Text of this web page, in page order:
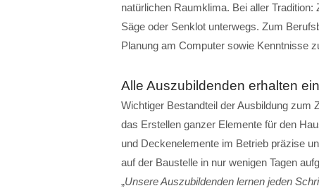
natürlichen Raumklima. Bei aller
Säge oder Senklot unterwegs. Zum
Planung am Computer sowie Kenntnisse
Alle Auszubildenden erhalten
Wichtiger Bestandteil der Ausbildung zum
das Erstellen ganzer Elemente für den
und Deckenelemente im Betrieb präzise
auf der Baustelle in nur wenigen Tagen
„Unsere Auszubildenden lernen jeden